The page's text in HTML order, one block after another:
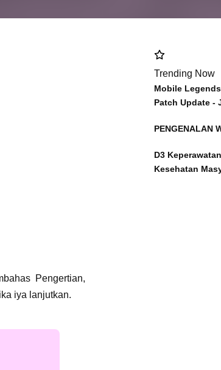
Pengertian,
iya lanjutkan.
Trending Now
Mobile
Patch Update -
PENGENALAN
D3
Kesehatan